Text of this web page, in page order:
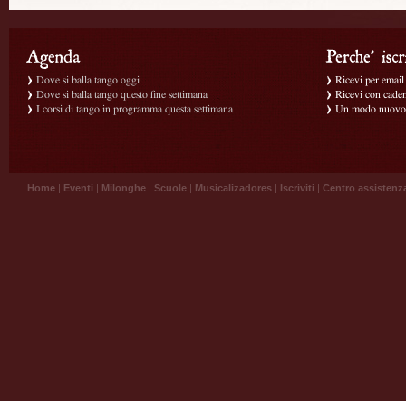
Dove si balla tango oggi
Dove si balla tango questo fine settimana
I corsi di tango in programma questa settimana
Ricevi per
Ricevi con
Un modo
Home | Eventi | Milonghe | Scuole | Musicalizadores | Iscriviti | Centro